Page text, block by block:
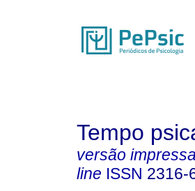
Tempo
versão impressa
line ISSN 2316-